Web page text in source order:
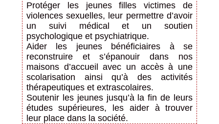
Protéger les jeunes filles victimes de
violences sexuelles, leur permettre d’avoir
un suivi médical et un soutien
psychologique et psychiatrique.
Aider les jeunes bénéficiaires à se
reconstruire et s’épanouir dans nos
maisons d’accueil avec un accès à une
scolarisation ainsi qu’à des activités
thérapeutiques et extrascolaires.
Soutenir les jeunes jusqu’à la fin de leurs
études supérieures, les aider à trouver
leur place dans la société.